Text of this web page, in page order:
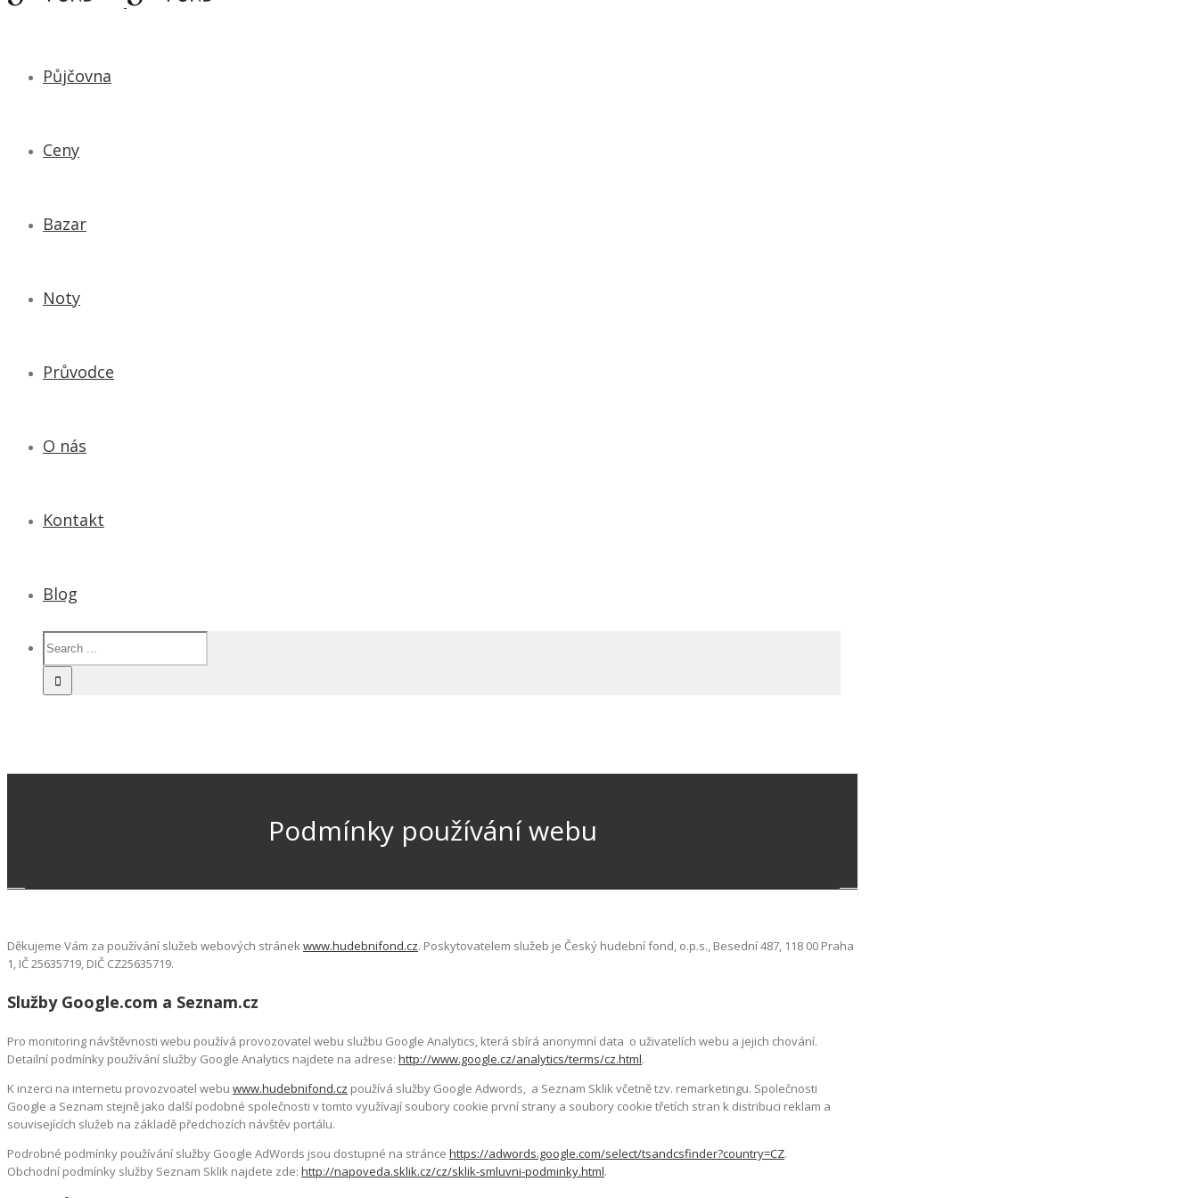
Půjčovna
Ceny
Bazar
Noty
Průvodce
O nás
Kontakt
Blog
Podmínky používání webu
Děkujeme Vám za používání služeb webových stránekwww.hudebnifond.cz. Poskytovatelem služeb je Český hudební fond, o.p.s., Besední 487, 118 00 Praha
1, IČ 25635719, DIČ CZ25635719.
Služby Google.com a Seznam.cz
Pro monitoring návštěvnosti webu používá provozovatel webu službu Google Analytics, která sbírá anonymní data o uživatelích webu a jejich chování.
Detailní podmínky používání služby Google Analytics najdete na adrese: http://www.google.cz/analytics/terms/cz.html.
K inzerci na internetu provozvoatel webu www.hudebnifond.cz používá služby Google Adwords, a Seznam Sklik včetně tzv. remarketingu. Společnosti
Google a Seznam stejně jako další podobné společnosti v tomto využívají soubory cookie první strany a soubory cookie třetích stran k distribuci reklam a
souvisejících služeb na základě předchozích návštěv portálu.
Podrobné podmínky používání služby Google AdWords jsou dostupné na stránce https://adwords.google.com/select/tsandcsfinder?country=CZ.
Obchodní podmínky služby Seznam Sklik najdete zde: http://napoveda.sklik.cz/cz/sklik-smluvni-podminky.html.